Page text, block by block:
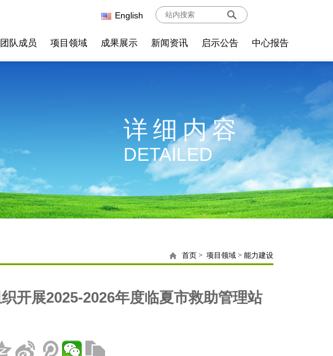
团队成员 项目领域 成果展示 新闻资讯 启示公告 中心报告
English
详细内容
DETAILED
首页 > 项目领域 > 能力建设
开展2025-2026年度临夏市救助管理站